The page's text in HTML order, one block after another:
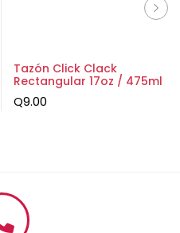
Tazón Click Clack
Rectangular 17oz / 475ml
Q9.00